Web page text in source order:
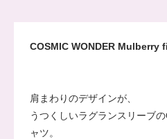
COSMIC WONDER Mulberry
肩まわりのデザインが、
うつくしいラグランスリーブ
ャツ。